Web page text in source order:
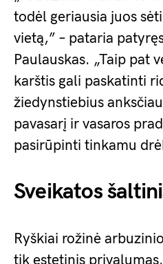
todėl geriausia juos
vietą,” – pataria
Paulauskas. „Taip pat
karštis gali paskatinti
žiedynstiebius
pavasarį ir vasaros
pasirūpinti tinkamu
Sveikatos
Ryškiai rožinė
tik estetinis